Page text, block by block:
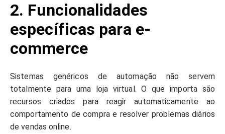
2. Funcionalidades
específicas para e-
commerce
Sistemas genéricos de automação não servem
totalmente para uma loja virtual. O que importa são
recursos criados para reagir automaticamente ao
comportamento de compra e resolver problemas diários
de vendas online.